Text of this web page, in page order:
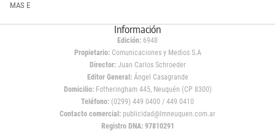
MAS E
Información
Edición: 6948
Propietario:Comunicaciones y Medios S.A
Director: Juan Carlos Schroeder
Editor General:Ángel Casagrande
Domicilio:Fotheringham 445, Neuquén (CP 8300)
Teléfono: (0299) 449 0400 / 449 0410
Contacto comercial: publicidad@lmneuquen.com.ar
Registro DNA: 97810291